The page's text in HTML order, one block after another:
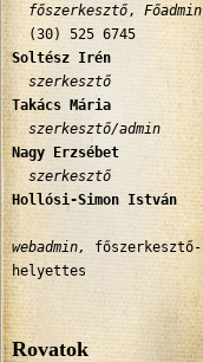
főszerkesztő ,
Főadmin
(30) 525 6745
Soltész Irén
szerkesztő
Takács Mária
szerkesztő/admin
Nagy Erzsébet
szerkesztő
Hollósi-Simon István
webadmin,
főszerkesztő-
helyettes
Rovatok